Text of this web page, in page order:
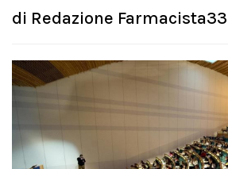
di Redazione Farmacista33